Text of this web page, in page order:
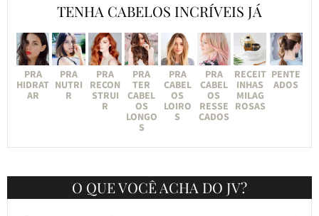
TENHA CABELOS INCRÍVEIS JÁ
PRA
HIDRAT
AR
PRA
NUTRI
R
PRA
RECON
STRUI
R
PRA
TER
CABEL
OS
LONGO
S
PRA
CABEL
OS
LOIRO
S
PRA
CABEL
OS
RESSE
CADOS
RECEIT
INHAS
MILAG
ROSAS
PENTE
ADOS
O QUE VOCÊ ACHA DO JV?